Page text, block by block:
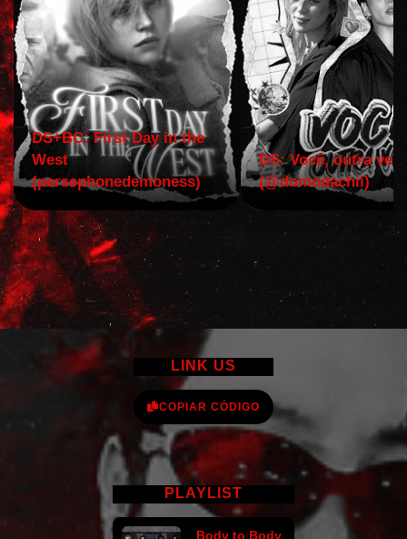
DS+BC: First Day in the
West
(persephonedemoness)
DS: Você, outra vez!
(@domodachii)
LINK US
COPIAR CÓDIGO
PLAYLIST
Body to Body